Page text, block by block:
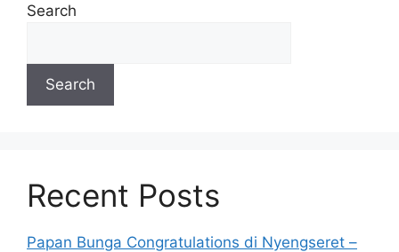
Search
Search
Recent Posts
Papan Bunga Congratulations di Nyengseret –